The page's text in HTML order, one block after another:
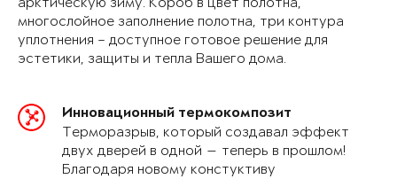
арктическую зиму. Короб в цвет полотна,
многослойное заполнение полотна, три контура
уплотнения – доступное готовое решение для
эстетики, защиты и тепла Вашего дома.
Инновационный термокомпозит
Терморазрыв, который создавал эффект
двух дверей в одной — теперь в прошлом!
Благодаря новому констуктиву